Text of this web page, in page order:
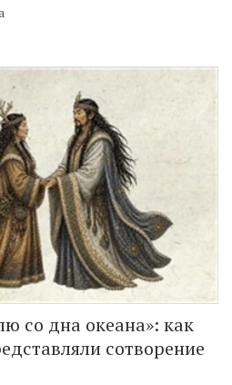
со дна океана»: как
сотворение